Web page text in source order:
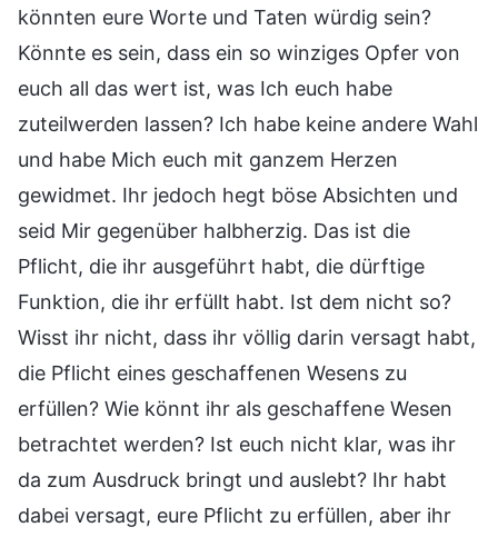
könnten eure Worte und Taten würdig sein?
Könnte es sein, dass ein so winziges Opfer von
euch all das wert ist, was Ich euch habe
zuteilwerden lassen? Ich habe keine andere Wahl
und habe Mich euch mit ganzem Herzen
gewidmet. Ihr jedoch hegt böse Absichten und
seid Mir gegenüber halbherzig. Das ist die
Pflicht, die ihr ausgeführt habt, die dürftige
Funktion, die ihr erfüllt habt. Ist dem nicht so?
Wisst ihr nicht, dass ihr völlig darin versagt habt,
die Pflicht eines geschaffenen Wesens zu
erfüllen? Wie könnt ihr als geschaffene Wesen
betrachtet werden? Ist euch nicht klar, was ihr
da zum Ausdruck bringt und auslebt? Ihr habt
dabei versagt, eure Pflicht zu erfüllen, aber ihr